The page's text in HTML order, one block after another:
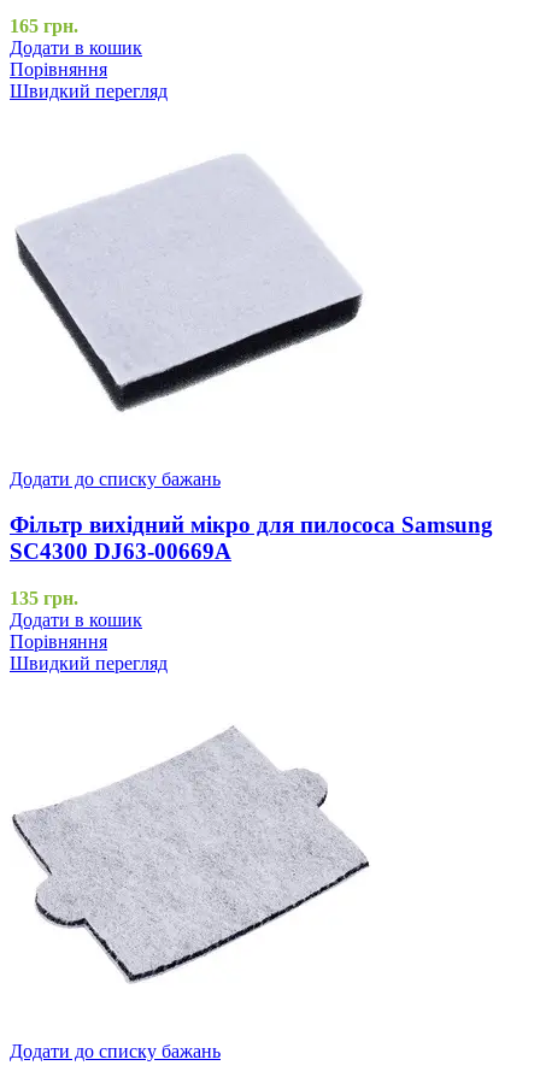
165 грн.
Додати в кошик
Порівняння
Швидкий перегляд
Додати до списку бажань
Фільтр вихідний мікро для пилососа Samsung
SC4300 DJ63-00669A
135 грн.
Додати в кошик
Порівняння
Швидкий перегляд
Додати до списку бажань